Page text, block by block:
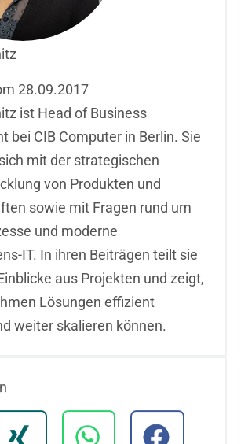
28.09.2017
ist Head of Business
bei CIB Computer in Berlin. Sie
mit der strategischen
von Produkten und
sowie mit Fragen rund um
und moderne
IT. In ihren Beiträgen teilt sie
aus Projekten und zeigt,
Lösungen effizient
weiter skalieren können.